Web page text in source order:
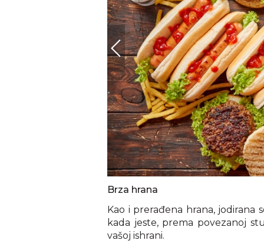
Brza hrana
Kao i prerađena hrana,
kada jeste, prema povezanoj
vašoj ishrani.